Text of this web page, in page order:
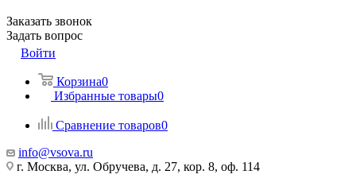
Заказать звонок
Задать вопрос
Войти
Корзина0
Избранные товары0
Сравнение товаров0
info@vsova.ru
г. Москва, ул. Обручева, д. 27, кор. 8, оф. 114